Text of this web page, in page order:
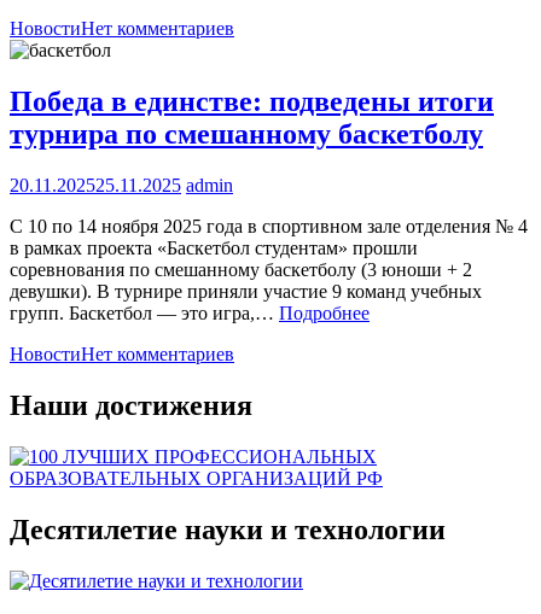
НовостиНет комментариев
Победа в единстве: подведены итоги
турнира по смешанному баскетболу
20.11.202525.11.2025 admin
С 10 по 14 ноября 2025 года в спортивном зале отделения № 4
в рамках проекта «Баскетбол студентам» прошли
соревнования по смешанному баскетболу (3 юноши + 2
девушки). В турнире приняли участие 9 команд учебных
групп. Баскетбол — это игра,… Подробнее
НовостиНет комментариев
Наши достижения
Десятилетие науки и технологии